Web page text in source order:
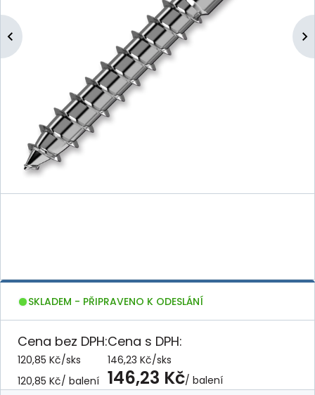
SKLADEM - PŘIPRAVENO K ODESLÁNÍ
Cena bez DPH:
120,85 Kč/sks
120,85 Kč/ balení
Cena s DPH:
146,23 Kč/sks
146,23 Kč/ balení